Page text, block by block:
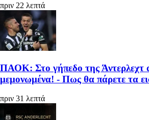
πριν 22 λεπτά
ΠΑΟΚ: Στο γήπεδο της Άντερλεχτ
μεμονωμένα! - Πως θα πάρετε τα
πριν 31 λεπτά